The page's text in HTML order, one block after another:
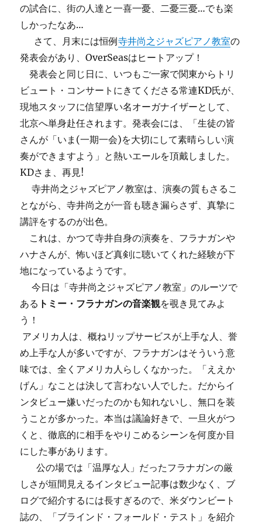
の試合に、街の人達と一喜一憂、二憂三憂…でも楽
しかったなあ…
さて、月末には恒例寺井尚之ジャズピアノ教室の
発表会があり、OverSeasはヒートアップ！
発表会と同じ日に、いつもご一家で関東からトリ
ビュート・コンサートにきてくださる常連KD氏が、
現地スタッフに信望厚い名オーガナイザーとして、
北京へ単身赴任されます。発表会には、「生徒の皆
さんが「いま(一期一会)を大切にして素晴らしい演
奏ができますよう」と熱いエールを頂戴しました。
KDさま、再見!
寺井尚之ジャズピアノ教室は、演奏の質もさるこ
とながら、寺井尚之が一音も聴き漏らさず、真摯に
講評をするのが出色。
これは、かつて寺井自身の演奏を、フラナガンや
ハナさんが、怖いほど真剣に聴いてくれた経験が下
地になっているようです。
今日は「寺井尚之ジャズピアノ教室」のルーツで
ある トミー・フラナガンの音楽観を覗き見てみよ
う！
アメリカ人は、概ねリップサービスが上手な人、誉
め上手な人が多いですが、フラナガンはそういう意
味では、全くアメリカ人らしくなかった。「ええか
げん」なことは決して言わない人でした。だからイ
ンタビュー嫌いだったのかも知れないし、無口を装
うことが多かった。本当は議論好きで、一旦火がつ
くと、徹底的に相手をやりこめるシーンを何度か目
にした事があります。
公の場では「温厚な人」だったフラナガンの厳
しさが垣間見えるインタビュー記事は数少なく、ブ
ログで紹介するには長すぎるので、米ダウンビート
誌の、「ブラインド・フォールド・テスト」を紹介